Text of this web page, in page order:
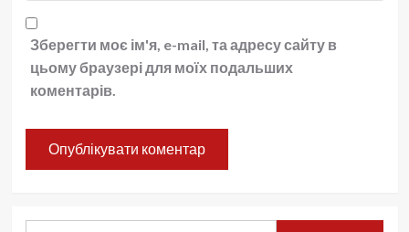
Зберегти моє ім'я, e-mail, та адресу сайту в
цьому браузері для моїх подальших
коментарів.